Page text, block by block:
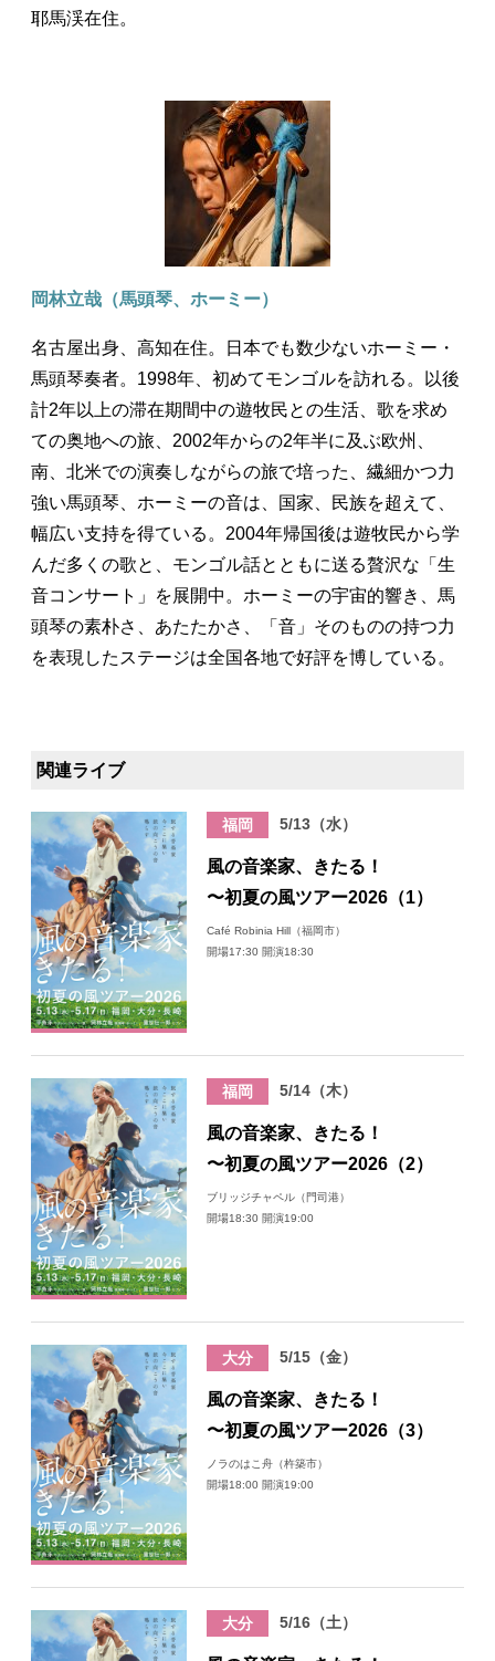
耶馬渓在住。
岡林立哉（馬頭琴、ホーミー）
名古屋出身、高知在住。日本でも数少ないホーミー・
馬頭琴奏者。1998年、初めてモンゴルを訪れる。以後
計2年以上の滞在期間中の遊牧民との生活、歌を求め
ての奥地への旅、2002年からの2年半に及ぶ欧州、
南、北米での演奏しながらの旅で培った、繊細かつ力
強い馬頭琴、ホーミーの音は、国家、民族を超えて、
幅広い支持を得ている。2004年帰国後は遊牧民から学
んだ多くの歌と、モンゴル話とともに送る贅沢な「生
音コンサート」を展開中。ホーミーの宇宙的響き、馬
頭琴の素朴さ、あたたかさ、「音」そのものの持つ力
を表現したステージは全国各地で好評を博している。
関連ライブ
福岡 5/13（水）
風の音楽家、きたる！
〜初夏の風ツアー2026（1）
Café Robinia Hill（福岡市）
開場17:30 開演18:30
福岡 5/14（木）
風の音楽家、きたる！
〜初夏の風ツアー2026（2）
ブリッジチャペル（門司港）
開場18:30 開演19:00
大分 5/15（金）
風の音楽家、きたる！
〜初夏の風ツアー2026（3）
ノラのはこ舟（杵築市）
開場18:00 開演19:00
大分 5/16（土）